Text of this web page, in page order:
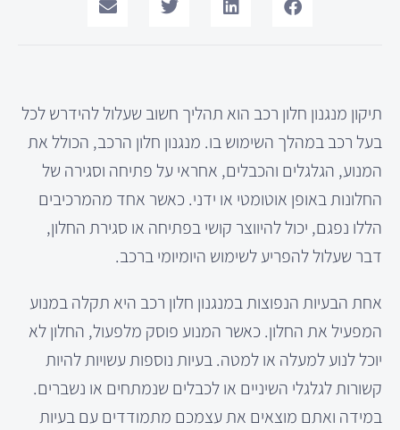
תיקון מנגנון חלון רכב הוא תהליך חשוב שעלול להידרש לכל
בעל רכב במהלך השימוש בו. מנגנון חלון הרכב, הכולל את
המנוע, הגלגלים והכבלים, אחראי על פתיחה וסגירה של
החלונות באופן אוטומטי או ידני. כאשר אחד מהמרכיבים
הללו נפגם, יכול להיווצר קושי בפתיחה או סגירת החלון,
דבר שעלול להפריע לשימוש היומיומי ברכב.
אחת הבעיות הנפוצות במנגנון חלון רכב היא תקלה במנוע
המפעיל את החלון. כאשר המנוע פוסק מלפעול, החלון לא
יוכל לנוע למעלה או למטה. בעיות נוספות עשויות להיות
קשורות לגלגלי השיניים או לכבלים שנמתחים או נשברים.
במידה ואתם מוצאים את עצמכם מתמודדים עם בעיות